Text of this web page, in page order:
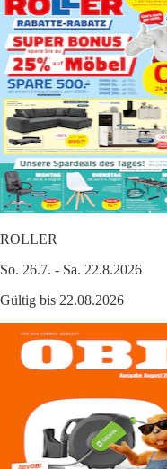
ROLLER
So. 26.7. - Sa. 22.8.2026
Gültig bis 22.08.2026